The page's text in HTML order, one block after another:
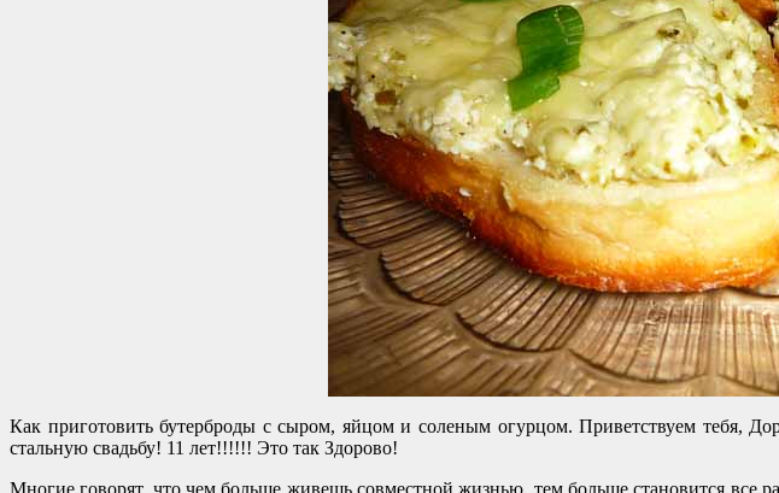
Как приготовить бутерброды с сыром, яйцом и соленым огурцом. Приветствуем
стальную свадьбу! 11 лет!!!!!! Это так Здорово!